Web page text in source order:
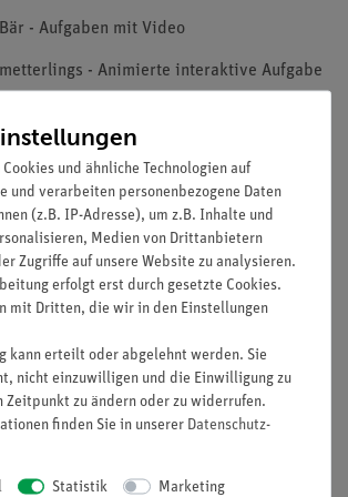
- Aufgaben mit Video
- Animierte interaktive Aufgabe
- Wildkaninchen - Aufgaben mit Video
- Lebensweise der Hasen - Aufgaben mit
- Der Hase - Aufgaben mit Video
- 5 interaktive Aufgaben (1)
- 5 interaktive Aufgaben (2)
Bilder - Kombinatorische Aufgaben (1)
Bilder - Kombinatorische Aufgaben (2)
- Aufgaben mit Video
und ähnliche Technologien auf
und verarbeiten personenbezogene Daten
(z.B. IP-Adresse), um z.B. Inhalte und
Medien von Drittanbietern
Zugriffe auf unsere Website zu analysieren.
erfolgt erst durch gesetzte Cookies.
mit Dritten, die wir in den Einstellungen
kann erteilt oder abgelehnt werden. Sie
nicht einzuwilligen und die Einwilligung zu
Zeitpunkt zu ändern oder zu widerrufen.
finden Sie in unserer Daten­schutz­
Statistik Marketing